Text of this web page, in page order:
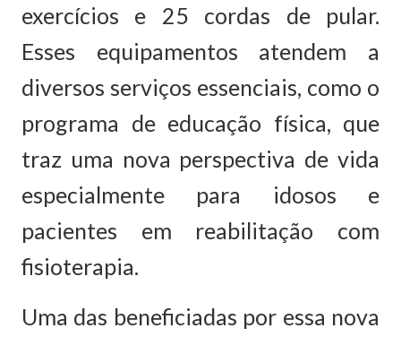
exercícios e 25 cordas de pular.
Esses equipamentos atendem a
diversos serviços essenciais, como o
programa de educação física, que
traz uma nova perspectiva de vida
especialmente para idosos e
pacientes em reabilitação com
fisioterapia.
Uma das beneficiadas por essa nova